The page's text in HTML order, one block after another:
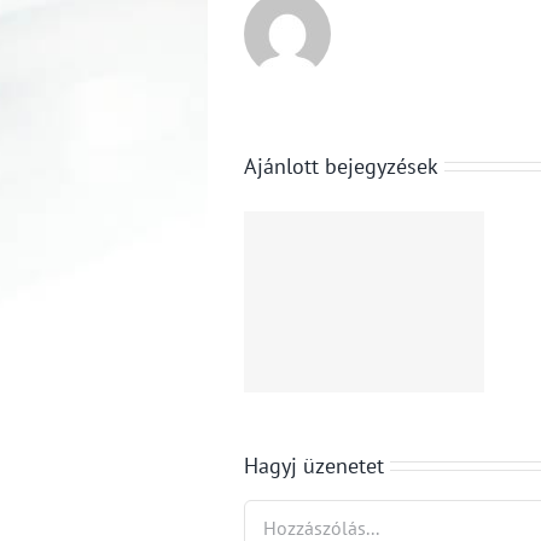
Ajánlott bejegyzések
Nyári
gyakorlatról
Hagyj üzenetet